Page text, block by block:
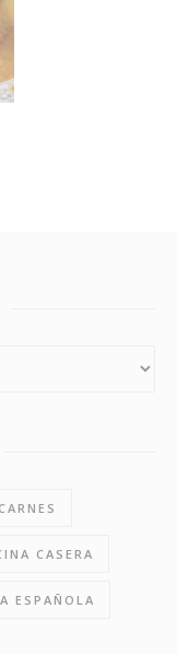
CARNES
CASERA
ESPAÑOLA